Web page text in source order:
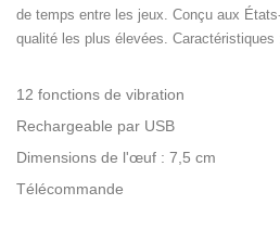
de temps entre les jeux. Conçu aux
qualité les plus élevées. Caractéristiques
12 fonctions de vibration
Rechargeable par USB
Dimensions de l'œuf : 7,5 cm
Télécommande